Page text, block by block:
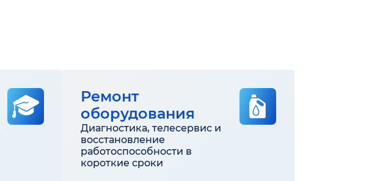
Ремонт
оборудования
Диагностика, телесервис и
восстановление
работоспособности в
короткие сроки